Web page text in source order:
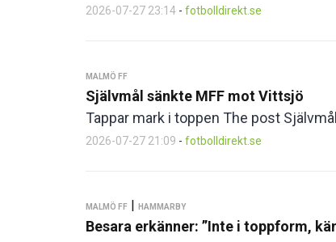
2026-07-27 23:14 - fotbolldirekt.se
MALMÖ FF
Självmål sänkte MFF mot Vittsjö
Tappar mark i toppen The post
2026-07-27 21:09 - fotbolldirekt.se
MALMÖ FF | HAMMARBY
Besara erkänner: ”Inte i toppform,